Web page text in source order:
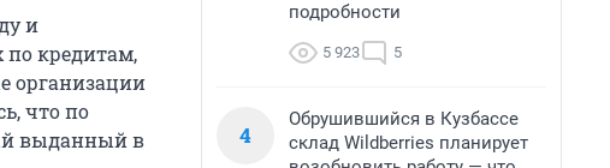
и
по кредитам,
организации
что по
выданный в
подробности
5 923 5
4
Обрушившийся в Кузбассе
склад Wildberries планирует